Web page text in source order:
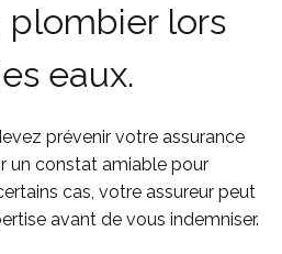
plombier lors
eaux.
prévenir votre assurance
un constat amiable pour
cas, votre assureur peut
avant de vous indemniser.